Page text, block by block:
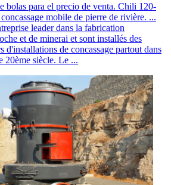
bolas para el precio de venta. Chili 120-
mobile de pierre de rivière. ...
leader dans la fabrication
et de minerai et sont installés des
d'installations de concassage partout dans
20ème siècle. Le ...